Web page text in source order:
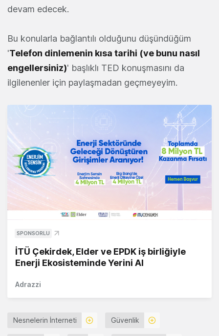
devam edecek.
Bu konularla bağlantılı olduğunu düşündüğüm
'Telefon dinlemenin kısa tarihi (ve bunu nasıl
engellersiniz)' başlıklı TED konuşmasını da
ilgilenenler için paylaşmadan geçmeyeyim.
SPONSORLU
İTÜ Çekirdek, Elder ve EPDK iş birliğiyle
Enerji Ekosisteminde Yerini Al
Adrazzi
Nesnelerin İnterneti Güvenlik